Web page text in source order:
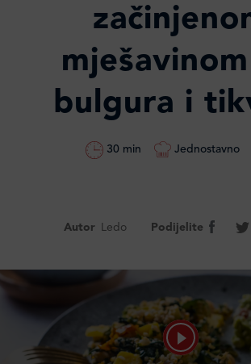
bulgura i
30 min Jednostavno
Autor Ledo Podijelite